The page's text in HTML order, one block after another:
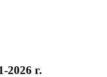
г.